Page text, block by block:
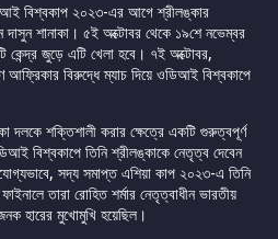
বিশ্বকাপ ২০২৩-এর আগে শ্রীলঙ্কার
দাসুন শানাকা। ৫ই অক্টোবর থেকে ১৯শে নভেম্বর
কেন্দ্র জুড়ে এটি খেলা হবে। ৭ই অক্টোবর,
আফ্রিকার বিরুদ্ধে ম্যাচ দিয়ে ওডিআই বিশ্বকাপে
দলকে শক্তিশালী করার ক্ষেত্রে একটি গুরুত্বপূর্ণ
বিশ্বকাপে তিনি শ্রীলঙ্কাকে নেতৃত্ব দেবেন
সদ্য সমাপ্ত এশিয়া কাপ ২০২৩-এ তিনি
তারা রোহিত শর্মার নেতৃত্বাধীন ভারতীয়
হারের মুখোমুখি হয়েছিল।